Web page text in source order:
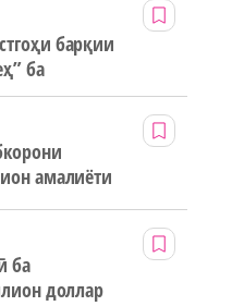
барқии
ба
амалиёти
ба
доллар